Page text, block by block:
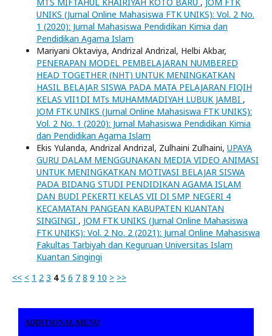
MTS MIFTAHUL KHAIRIYAH KOTO BARU , JOM FTK
UNIKS (Jurnal Online Mahasiswa FTK UNIKS): Vol. 2 No.
1 (2020): Jurnal Mahasiswa Pendidikan Kimia dan
Pendidikan Agama Islam
Mariyani Oktaviya, Andrizal Andrizal, Helbi Akbar,
PENERAPAN MODEL PEMBELAJARAN NUMBERED
HEAD TOGETHER (NHT) UNTUK MENINGKATKAN
HASIL BELAJAR SISWA PADA MATA PELAJARAN FIQIH
KELAS VII1DI MTs MUHAMMADIYAH LUBUK JAMBI ,
JOM FTK UNIKS (Jurnal Online Mahasiswa FTK UNIKS):
Vol. 2 No. 1 (2020): Jurnal Mahasiswa Pendidikan Kimia
dan Pendidikan Agama Islam
Ekis Yulanda, Andrizal Andrizal, Zulhaini Zulhaini, UPAYA
GURU DALAM MENGGUNAKAN MEDIA VIDEO ANIMASI
UNTUK MENINGKATKAN MOTIVASI BELAJAR SISWA
PADA BIDANG STUDI PENDIDIKAN AGAMA ISLAM
DAN BUDI PEKERTI KELAS VII DI SMP NEGERI 4
KECAMATAN PANGEAN KABUPATEN KUANTAN
SINGINGI , JOM FTK UNIKS (Jurnal Online Mahasiswa
FTK UNIKS): Vol. 2 No. 2 (2021): Jurnal Online Mahasiswa
Fakultas Tarbiyah dan Keguruan Universitas Islam
Kuantan Singingi
<< < 1 2 3 4 5 6 7 8 9 10 > >>
ADDITIONAL MENU